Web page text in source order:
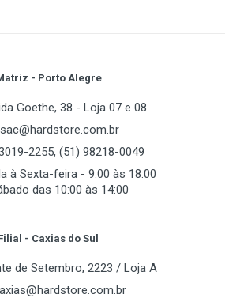
Your Name
- Porto Alegre
Goethe, 38 - Loja 07 e 08
sac@hardstore.com.br
2255, (51) 98218-0049
à Sexta-feira - 9:00 às 18:00
das 10:00 às 14:00
- Caxias do Sul
de Setembro, 2223 / Loja A